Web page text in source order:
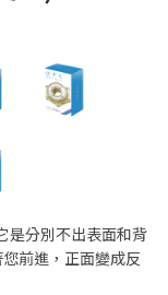
是分別不出表面和背
前進，正面變成反